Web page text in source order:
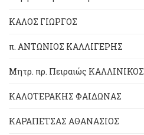
ΚΑΛΟΣ ΓΙΩΡΓΟΣ
π. ΑΝΤΩΝΙΟΣ ΚΑΛΛΙΓΕΡΗΣ
Μητρ. πρ. Πειραιώς ΚΑΛΛΙΝΙΚΟΣ
ΚΑΛΟΤΕΡΑΚΗΣ ΦΑΙΔΩΝΑΣ
ΚΑΡΑΠΕΤΣΑΣ ΑΘΑΝΑΣΙΟΣ